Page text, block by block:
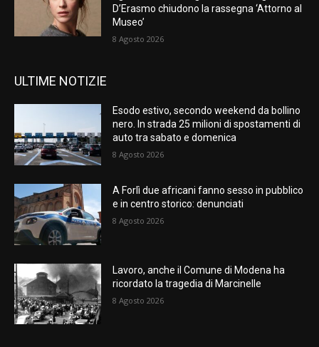
D’Erasmo chiudono la rassegna ‘Attorno al
Museo’
8 Agosto 2026
ULTIME NOTIZIE
Esodo estivo, secondo weekend da bollino
nero. In strada 25 milioni di spostamenti di
auto tra sabato e domenica
8 Agosto 2026
A Forlì due africani fanno sesso in pubblico
e in centro storico: denunciati
8 Agosto 2026
Lavoro, anche il Comune di Modena ha
ricordato la tragedia di Marcinelle
8 Agosto 2026